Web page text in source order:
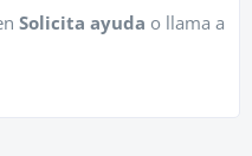
Solicita ayuda o llama a